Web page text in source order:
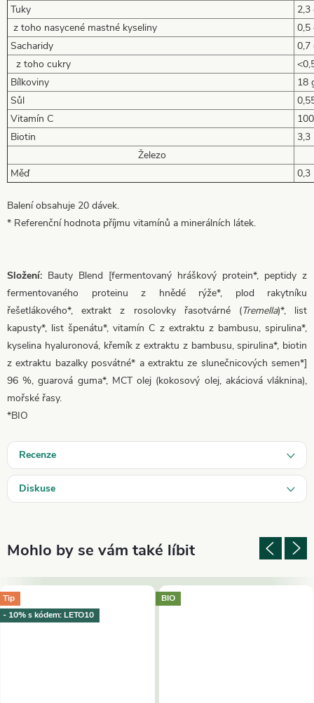
Tuky
2,3
z toho nasycené mastné kyseliny
0,5
Sacharidy
0,7
z toho cukry
Bílkoviny
18
Sůl
Vitamín C
Biotin
3,3
Železo
Měď
0,3
Balení obsahuje 20 dávek.
* Referenční hodnota příjmu vitamínů a minerálních látek.
Složení: Bauty Blend [fermentovaný hráškový protein*, peptidy z
fermentovaného proteinu z hnědé rýže*, plod rakytníku
řešetlákového*, extrakt z rosolovky řasotvárné (Tremella)*, list
kapusty*, list špenátu*, vitamín C z extraktu z bambusu, spirulina*,
kyselina hyaluronová, křemík z extraktu z bambusu, spirulina*, biotin
z extraktu bazalky posvátné* a extraktu ze slunečnicových semen*]
96 %, guarová guma*, MCT olej (kokosový olej, akáciová vláknina),
mořské řasy.
*BIO
Recenze
Diskuse
Tip
- 10% s kódem: LETO10
BIO